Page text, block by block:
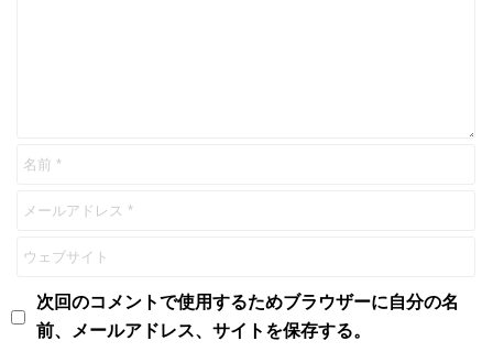
次回のコメントで使用するためブラウザーに自分の名
前、メールアドレス、サイトを保存する。